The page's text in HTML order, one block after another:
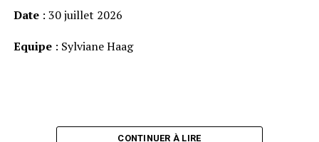
Date: 30 juillet 2026
Equipe: Sylviane Haag
CONTINUER À LIRE